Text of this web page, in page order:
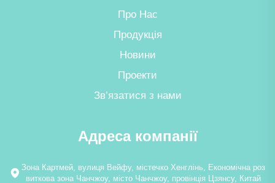
Про Нас
Продукція
Новини
Проекти
Зв’язатися з нами
Адреса компанії
Зона Картмей, вулиця Вейфу, містечко Хенглінь, Економічна роз
виткова зона Чанчжоу, місто Чанчжоу, провінція Цзянсу, Китай